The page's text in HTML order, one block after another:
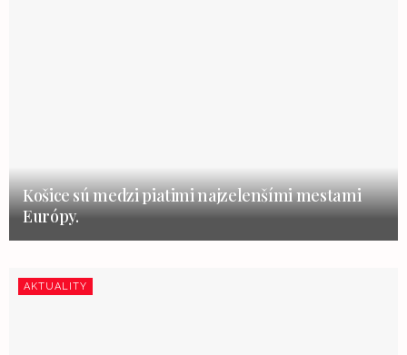
Košice sú medzi piatimi najzelenšími mestami
Európy.
AKTUALITY